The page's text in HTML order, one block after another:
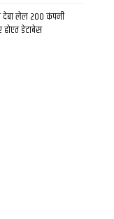
देबा लेल 200 कंपनी
होएत डेटाबेस